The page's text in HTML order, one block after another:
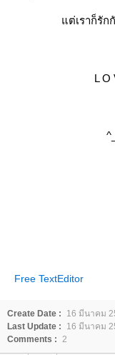
แต่เราก็รัก
L O
Free TextEditor
Create Date :
16 มีนาคม
Last Update :
16 มีนาคม
Comments : 2